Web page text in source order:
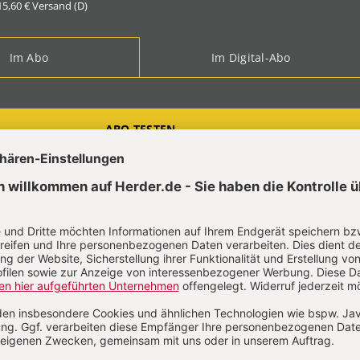
€ Versand (D)
Im Abo Im Digital-Abo
ABO TESTEN
Anmelden
Zumkehr